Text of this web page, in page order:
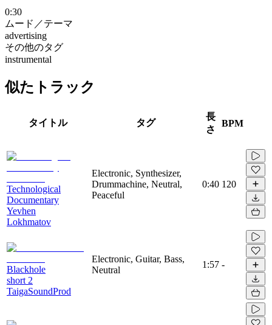
0:30
ムード／テーマ
advertising
その他のタグ
instrumental
似たトラック
タイトル タグ
長
さ
BPM
Technological
Documentary
Yevhen
Lokhmatov
Electronic, Synthesizer,
Drummachine, Neutral,
Peaceful
0:40 120
Blackhole
short 2
TaigaSoundProd
Electronic, Guitar, Bass,
Neutral
1:57 -